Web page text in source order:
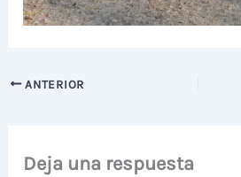
ANTERIOR
Deja una respuesta